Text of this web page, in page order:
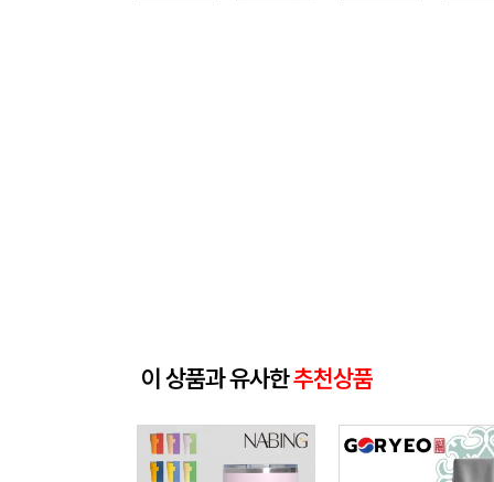
이 상품과 유사한추천상품